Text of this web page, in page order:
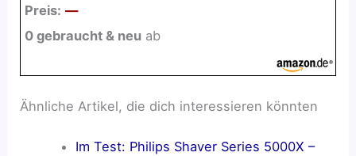
Preis: —
0 gebraucht & neu ab
Ähnliche Artikel, die dich interessieren könnten
Im Test: Philips Shaver Series 5000X –